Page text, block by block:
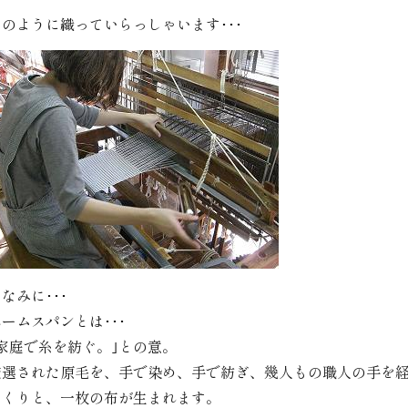
ように織っていらっしゃいます･･･
みに･･･
ムスパンとは･･･
庭で糸を紡ぐ。｣との意。
された原毛を、手で染め、手で紡ぎ、幾人もの職人の手を
りと、一枚の布が生まれます。